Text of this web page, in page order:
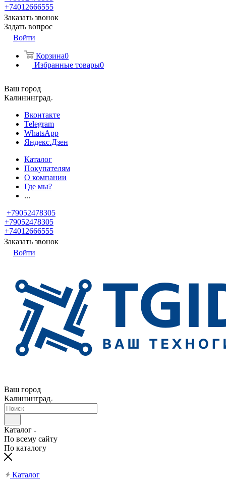
+74012666555
Заказать звонок
Задать вопрос
Войти
Корзина0
Избранные товары0
Ваш город
Калининград
Вконтакте
Telegram
WhatsApp
Яндекс.Дзен
Каталог
Покупателям
О компании
Где мы?
...
+79052478305
+79052478305
+74012666555
Заказать звонок
Войти
Ваш город
Калининград
Каталог
По всему сайту
По каталогу
Каталог